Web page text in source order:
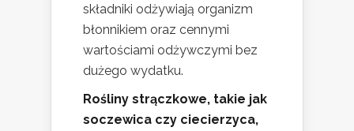
składniki odżywiają organizm
błonnikiem oraz cennymi
wartościami odżywczymi bez
dużego wydatku.
Rośliny strączkowe, takie jak
soczewica czy ciecierzyca,